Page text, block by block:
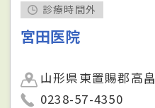
診療時間外
宮田医院
山形県東置賜郡高
0238-57-4350